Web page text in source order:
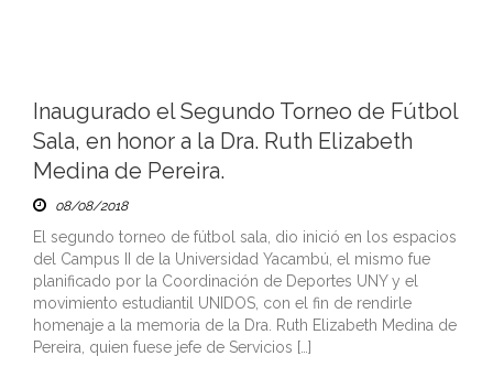
Inaugurado el Segundo Torneo de Fútbol
Sala, en honor a la Dra. Ruth Elizabeth
Medina de Pereira.
08/08/2018
El segundo torneo de fútbol sala, dio inició en los espacios
del Campus II de la Universidad Yacambú, el mismo fue
planificado por la Coordinación de Deportes UNY y el
movimiento estudiantil UNIDOS, con el fin de rendirle
homenaje a la memoria de la Dra. Ruth Elizabeth Medina de
Pereira, quien fuese jefe de Servicios […]